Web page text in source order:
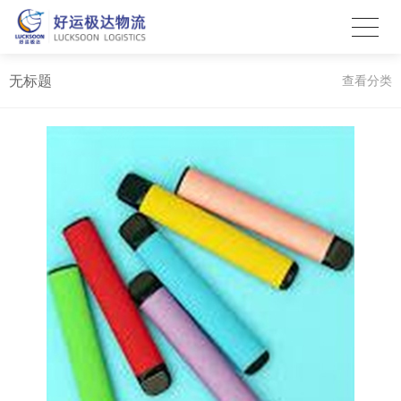
无标题 查看分类